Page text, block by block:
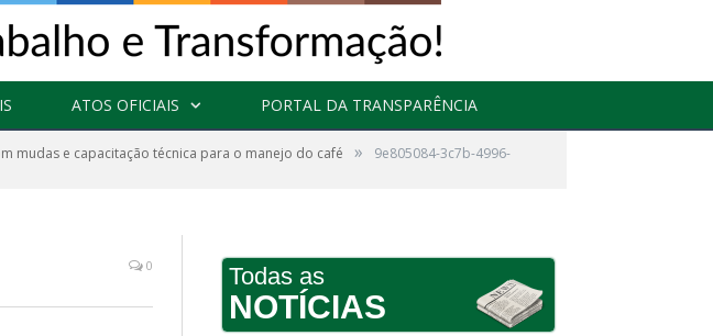
ATOS OFICIAIS PORTAL DA TRANSPARÊNCIA
mudas e capacitação técnica para o manejo do café » 9e805084-3c7b-4996-
0 Todas as
NOTÍCIAS